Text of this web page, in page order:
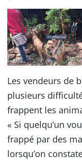
Les vendeurs de
plusieurs
frappent les
« Si quelqu’un
frappé par des
lorsqu’on